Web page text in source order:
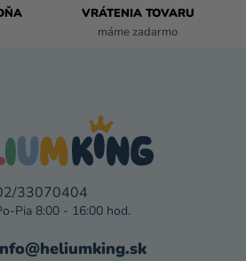
VRÁTENIA TOVARU
máme zadarmo
@heliumking.sk
33070404